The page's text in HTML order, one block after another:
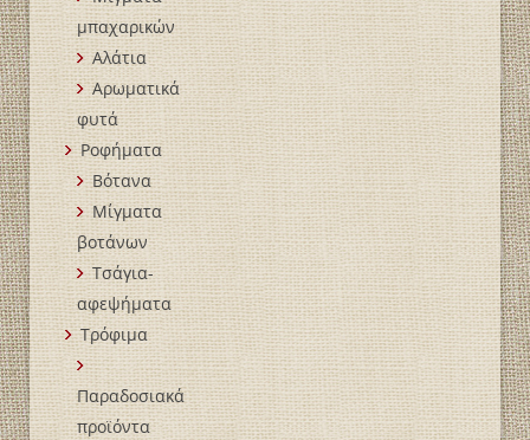
μπαχαρικών
Αλάτια
Αρωματικά
φυτά
Ροφήματα
Βότανα
Μίγματα
βοτάνων
Τσάγια-
αφεψήματα
Τρόφιμα
Παραδοσιακά
προϊόντα